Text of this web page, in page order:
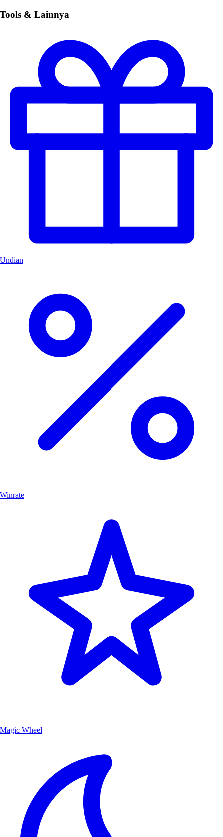
Tools & Lainnya
Undian
Winrate
Magic Wheel